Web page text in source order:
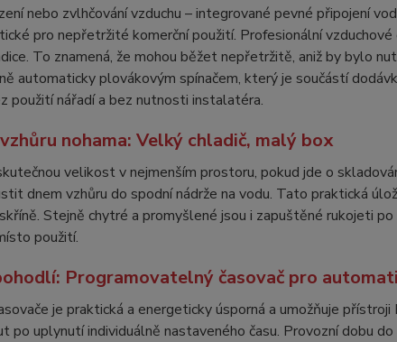
nebo zvlhčování vzduchu – integrované pevné připojení
pro nepřetržité komerční použití. Profesionální
To znamená, že mohou běžet nepřetržitě, aniž by bylo
automaticky plovákovým spínačem, který je součástí
použití nářadí a bez nutnosti instalatéra.
nohama: Velký chladič, malý box
velikost v nejmenším prostoru, pokud jde o
dnem vzhůru do spodní nádrže na vodu. Tato praktická
Stejně chytré a promyšlené jsou i zapuštěné rukojeti
použití.
Programovatelný časovač pro
je praktická a energeticky úsporná a umožňuje
po uplynutí individuálně nastaveného času. Provozní dobu